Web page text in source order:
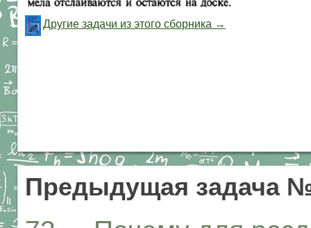
Другие задачи из этого сборника →
Предыдущая задача